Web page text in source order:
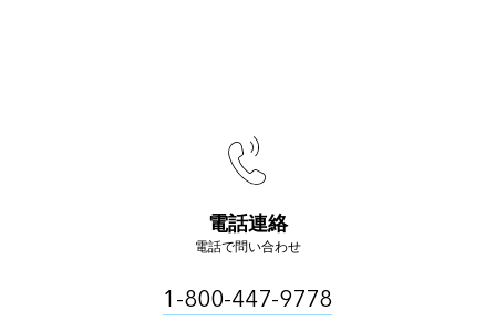
電話連絡
電話で問い合わせ
1-800-447-9778